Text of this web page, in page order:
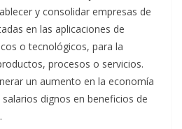
y consolidar empresas de
en las aplicaciones de
o tecnológicos, para la
procesos o servicios.
un aumento en la economía
dignos en beneficios de